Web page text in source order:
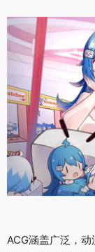
ACG涵盖广泛，